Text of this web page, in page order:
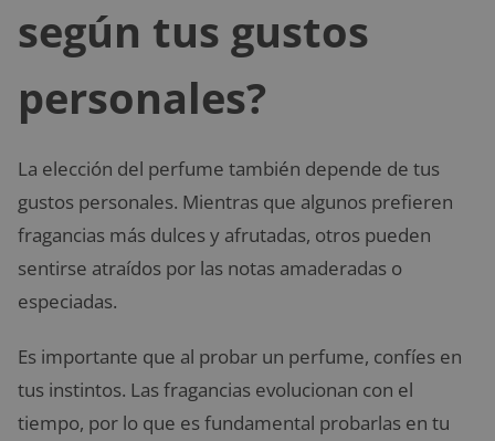
según tus gustos
personales?
La elección del perfume también depende de tus
gustos personales. Mientras que algunos prefieren
fragancias más dulces y afrutadas, otros pueden
sentirse atraídos por las notas amaderadas o
especiadas.
Es importante que al probar un perfume, confíes en
tus instintos. Las fragancias evolucionan con el
tiempo, por lo que es fundamental probarlas en tu